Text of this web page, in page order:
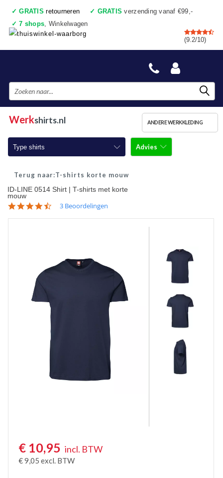
✓ GRATIS retourneren ✓ GRATIS verzending vanaf €99,-
✓ 7 shops, Winkelwagen
✓Voor 17:00 uur besteld, vandaag verzonden
✓Achteraf betalen ✓Ook een échte winkel
(9.2/10)
Werkshirts.nl ANDERE WERKKLEDING
Type shirts
T-shirts korte mouw
T-shirts lange mouw
Tanktops
Werkshirts Bedrukken
Advies
T-shirts korte mouw
ID-LINE 0514 Shirt | T-shirts met korte
mouw
4.73 Beoordelingen
€ 10,95 incl. BTW
€9,05 excl. BTW